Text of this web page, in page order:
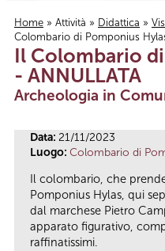
Tu sei qui
Home » Attività » Didattica »
Colombario di Pomponius
Il Colombario
- ANNULLATA
Archeologia in
Data: 21/11/2023
Luogo: Colombario di
Il colombario, che
Pomponius Hylas, qui
dal marchese Pietro
apparato figurativo,
raffinatissimi.